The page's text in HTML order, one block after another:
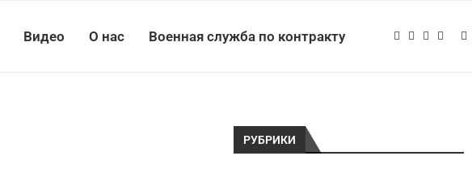
Видео О нас Военная служба по контракту
РУБРИКИ